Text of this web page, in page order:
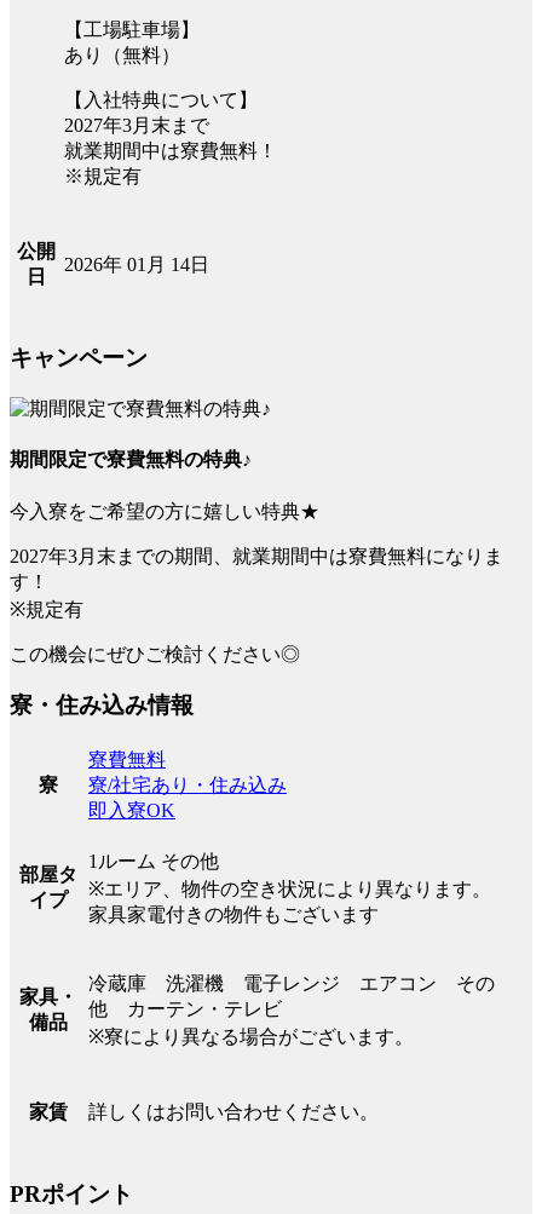
【工場駐車場】
あり（無料）
【入社特典について】
2027年3月末まで
就業期間中は寮費無料！
※規定有
公開
日
2026年 01月 14日
キャンペーン
期間限定で寮費無料の特典♪
今入寮をご希望の方に嬉しい特典★
2027年3月末までの期間、就業期間中は寮費無料になりま
す！
※規定有
この機会にぜひご検討ください◎
寮・住み込み情報
寮
寮費無料
寮/社宅あり・住み込み
即入寮OK
部屋タ
イプ
1ルーム その他
※エリア、物件の空き状況により異なります。
家具家電付きの物件もございます
家具・
備品
冷蔵庫 洗濯機 電子レンジ エアコン その
他 カーテン・テレビ
※寮により異なる場合がございます。
家賃 詳しくはお問い合わせください。
PRポイント